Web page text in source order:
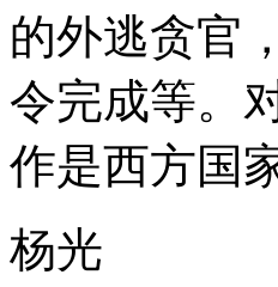
的外逃贪官
令完成等。
作是西方国
杨光